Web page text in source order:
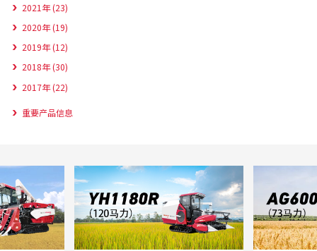
2021年 (23)
2020年 (19)
2019年 (12)
2018年 (30)
2017年 (22)
重要产品信息